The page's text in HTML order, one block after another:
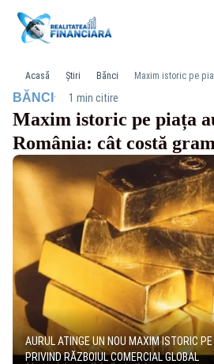
Acasă Știri Bănci
BĂNCI · 1 min citire
Maxim istoric pe piața
România: cât costă
AURUL ATINGE UN NOU MAXIM ISTORIC
PRIVIND RĂZBOIUL COMERCIAL GLOBAL